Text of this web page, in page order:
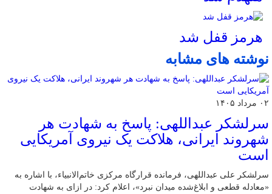
هرمز قفل شد
نوشته های مشابه
۰۲ مرداد ۱۴۰۵
سرلشکر عبداللهی: پاسخ به شهادت هر
شهروند ایرانی، هلاکت یک نیروی آمریکایی
است
سرلشکر علی عبداللهی، فرمانده قرارگاه مرکزی خاتم‌الانبیاء، با اشاره به
«معادله قطعی و ابلاغ‌شده میدان نبرد»، اعلام کرد: در ازای به شهادت